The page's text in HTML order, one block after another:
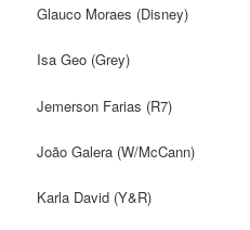
Glauco Moraes (Disney)
Isa Geo (Grey)
Jemerson Farias (R7)
João Galera (W/McCann)
Karla David (Y&R)